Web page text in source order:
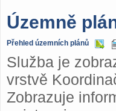
Územně
Přehled územních plánů
Služba je
vrstvě
Zobrazuje